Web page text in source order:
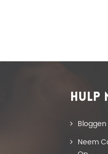
HULP
Bloggen
Neem